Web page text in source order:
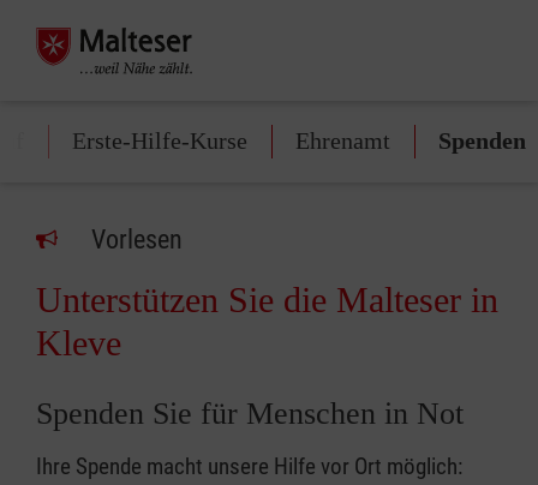
Erste-Hilfe-Kurse Ehrenamt Spenden
Vorlesen
Unterstützen Sie die Malteser in
Kleve
Spenden Sie für Menschen in Not
Ihre Spende macht unsere Hilfe vor Ort möglich: